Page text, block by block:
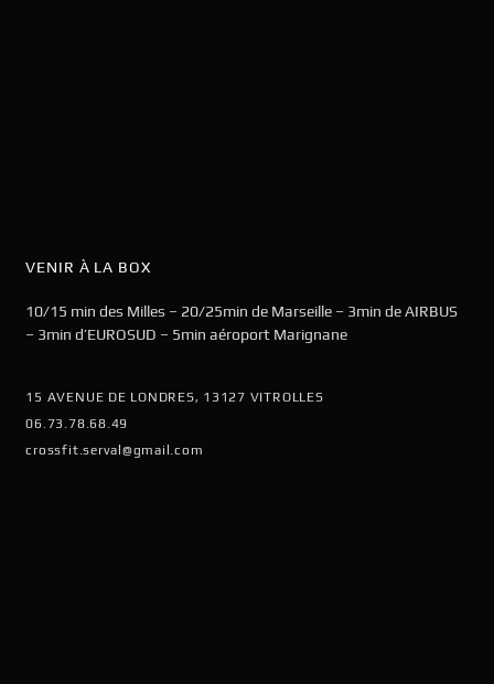
VENIR À LA BOX
10/15 min des Milles – 20/25min de Marseille – 3min de AIRBUS
– 3min d’EUROSUD – 5min aéroport Marignane
15 AVENUE DE LONDRES, 13127 VITROLLES
06.73.78.68.49
crossfit.serval@gmail.com